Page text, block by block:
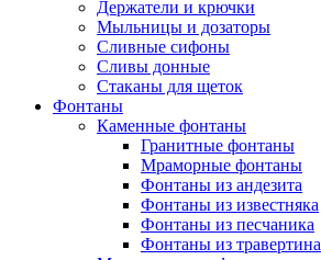
Держатели и крючки
Мыльницы и дозаторы
Сливные сифоны
Сливы донные
Стаканы для щеток
Фонтаны
Каменные фонтаны
Гранитные фонтаны
Мраморные фонтаны
Фонтаны из андезита
Фонтаны из известняка
Фонтаны из песчаника
Фонтаны из травертина